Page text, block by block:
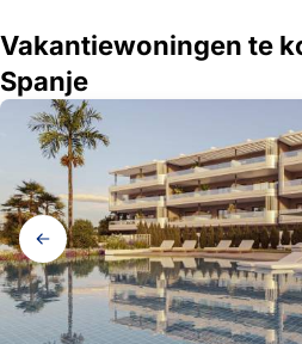
Vakantiewoningen te
Spanje
Galerij
navigatie